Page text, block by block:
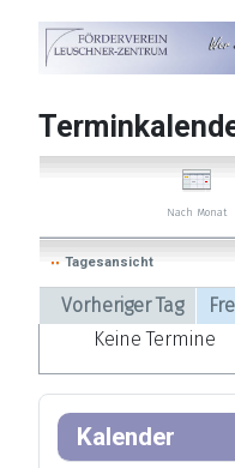
Nach Monat
Tagesansicht
Vorheriger Tag
Keine Termine
Kalender